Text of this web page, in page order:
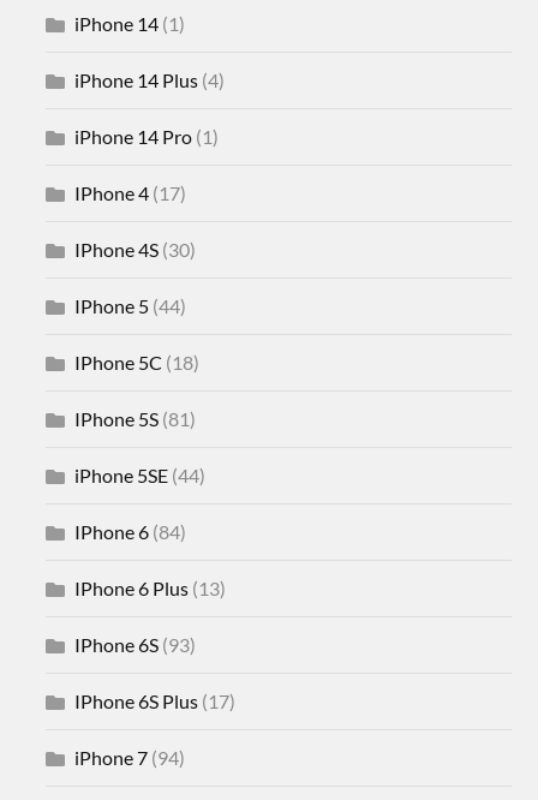
iPhone 14 (1)
iPhone 14 Plus (4)
iPhone 14 Pro (1)
IPhone 4 (17)
IPhone 4S (30)
IPhone 5 (44)
IPhone 5C (18)
IPhone 5S (81)
iPhone 5SE (44)
IPhone 6 (84)
IPhone 6 Plus (13)
IPhone 6S (93)
IPhone 6S Plus (17)
iPhone 7 (94)